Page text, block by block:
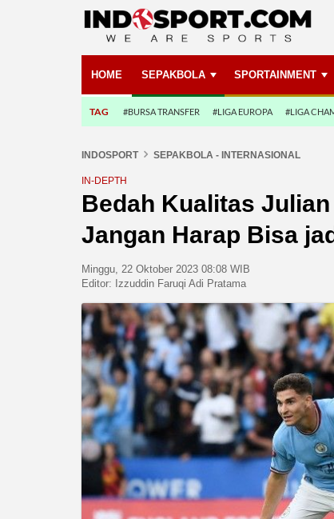
HOME SEPAKBOLA SPORTAINMENT
TAG #BURSA TRANSFER #LIGA EUROPA #LIGA
INDOSPORT SEPAKBOLA - INTERNASIONAL
IN-DEPTH
Bedah Kualitas
Jangan Harap Bisa
Minggu, 22 Oktober 2023 08:08 WIB
Editor: Izzuddin Faruqi Adi Pratama